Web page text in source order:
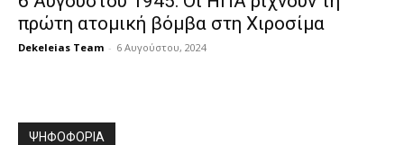
πρώτη ατομική βόμβα στη Χιροσίμα
Dekeleias Team - 6 Αυγούστου, 2024
ΨΗΦΟΦΟΡΙΑ